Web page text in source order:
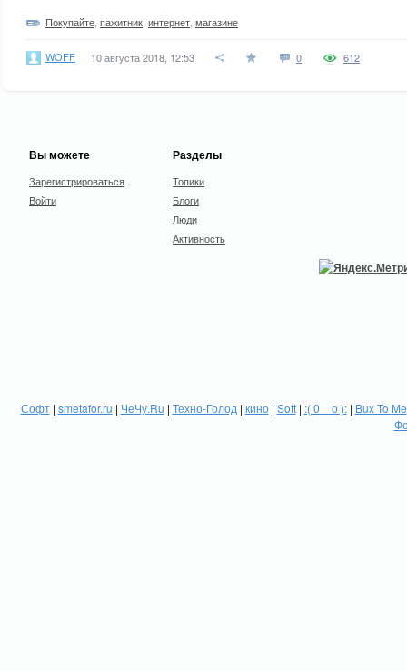
Покупайте пажитник интернет магазине
WOFF 10 августа 2018, 12:53 0 612
Вы можете
Зарегистрироваться
Войти
Разделы
Топики
Блоги
Люди
Активность
Софт| smetafor.ru | ЧеЧу.Ru | Техно-Голод | кино| Soft| :( 0 _ о ):| Bux To Me